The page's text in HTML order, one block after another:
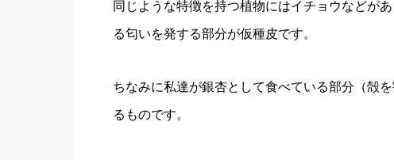
同じような特徴を持つ植物にはイチョウなどが
る匂いを発する部分が仮種皮です。
ちなみに私達が銀杏として食べている部分（殻
るものです。